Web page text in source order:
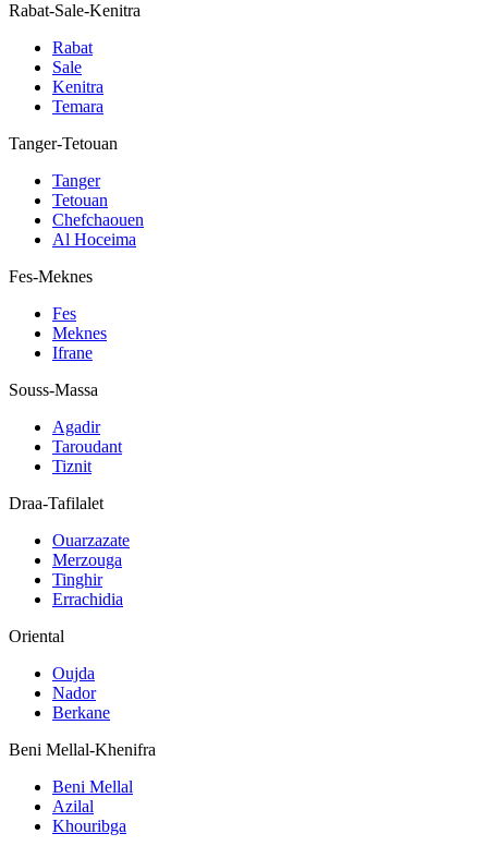
Rabat-Sale-Kenitra
Rabat
Sale
Kenitra
Temara
Tanger-Tetouan
Tanger
Tetouan
Chefchaouen
Al Hoceima
Fes-Meknes
Fes
Meknes
Ifrane
Souss-Massa
Agadir
Taroudant
Tiznit
Draa-Tafilalet
Ouarzazate
Merzouga
Tinghir
Errachidia
Oriental
Oujda
Nador
Berkane
Beni Mellal-Khenifra
Beni Mellal
Azilal
Khouribga